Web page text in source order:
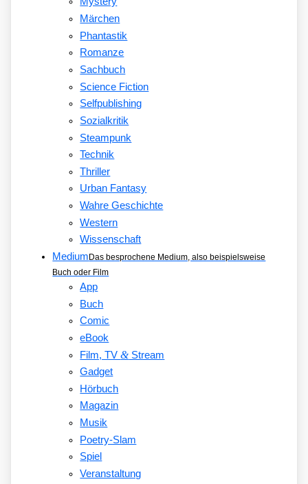
Märchen
Phantastik
Romanze
Sachbuch
Science Fiction
Selfpublishing
Sozialkritik
Steampunk
Technik
Thriller
Urban Fantasy
Wahre Geschichte
Western
Wissenschaft
Medium Das besprochene Medium, also beispielsweise
Buch oder Film
App
Buch
Comic
eBook
Film, TV&Stream
Gadget
Hörbuch
Magazin
Musik
Poetry-Slam
Spiel
Veranstaltung